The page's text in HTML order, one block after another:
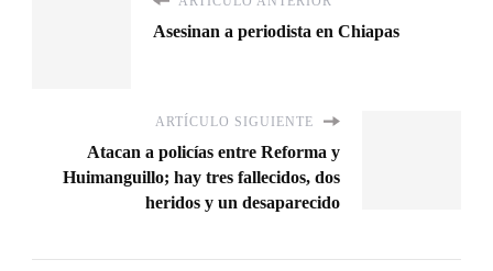
Asesinan a periodista en Chiapas
ARTÍCULO SIGUIENTE
Atacan a policías entre Reforma y
Huimanguillo; hay tres fallecidos, dos
heridos y un desaparecido